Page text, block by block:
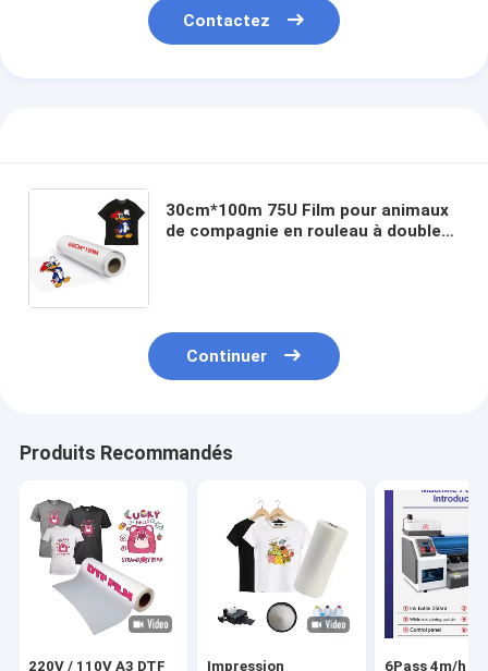
Contactez
30cm*100m 75U Film pour animaux
de compagnie en rouleau à double
Continuer
Produits Recommandés
220V / 110V A3 DTF Impression 6Pass 4m/h